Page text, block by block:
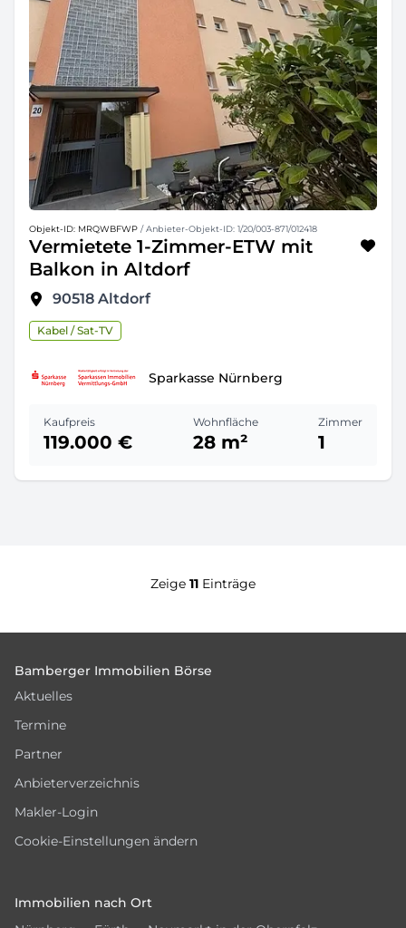
Objekt-ID: MRQWBFWP / Anbieter-Objekt-ID: 1/20/003-871/012418
Vermietete 1-Zimmer-ETW mit
Balkon in Altdorf
90518 Altdorf
Kabel / Sat-TV
Sparkasse Nürnberg
Kaufpreis
119.000 €
Wohnfläche
28 m²
Zimmer
1
Zeige 11 Einträge
Bamberger Immobilien Börse
Aktuelles
Termine
Partner
Anbieterverzeichnis
Makler-Login
Cookie-Einstellungen ändern
Immobilien nach Ort